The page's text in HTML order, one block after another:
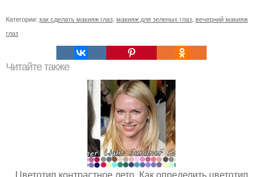
Категории: как сделать макияж глаз макияж для зеленых глаз вечерний макияж
глаз
Читайте также